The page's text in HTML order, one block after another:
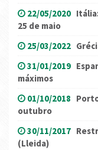
22/05/2020
25 de maio
25/03/2022
31/01/2019
máximos
01/10/2018
outubro
30/11/2017
(Lleida)